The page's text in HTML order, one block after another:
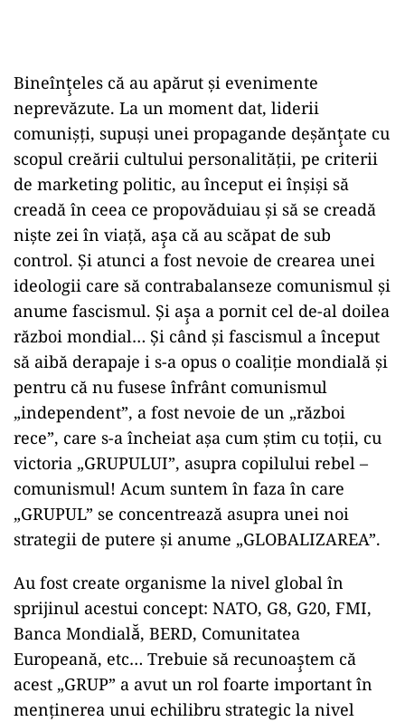
Bineînţ̧eles că au apărut şi evenimente
neprevăzute. La un moment dat, liderii
comunişţi, supuşi unei propagande deşănţ̧ate cu
scopul creării cultului personalităţii, pe criterii
de marketing politic, au început ei înşişi să
creadă în ceea ce propovăduiau şi să se creadă
nişte zei în viaţă, aş̧a că au scăpat de sub
control. Şi atunci a fost nevoie de crearea unei
ideologii care să contrabalanseze comunismul şi
anume fascismul. Şi aş̧a a pornit cel de-al doilea
război mondial… Şi când şi fascismul a început
să aibă derapaje i s-a opus o coaliţie mondială şi
pentru că nu fusese înfrânt comunismul
„independent”, a fost nevoie de un „război
rece”, care s-a încheiat aşa cum ştim cu toții, cu
victoria „GRUPULUI”, asupra copilului rebel –
comunismul! Acum suntem în faza în care
„GRUPUL” se concentrează asupra unei noi
strategii de putere şi anume „GLOBALIZAREA”.
Au fost create organisme la nivel global în
sprijinul acestui concept: NATO, G8, G20, FMI,
Banca Mondială̆, BERD, Comunitatea
Europeană, etc… Trebuie să recunoaş̧tem că
acest „GRUP” a avut un rol foarte important în
menţinerea unui echilibru strategic la nivel